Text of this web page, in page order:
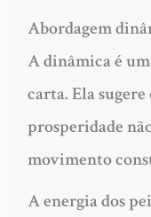
Abordagem
A dinâmica é
carta. Ela
prosperidade
movimento
A energia dos